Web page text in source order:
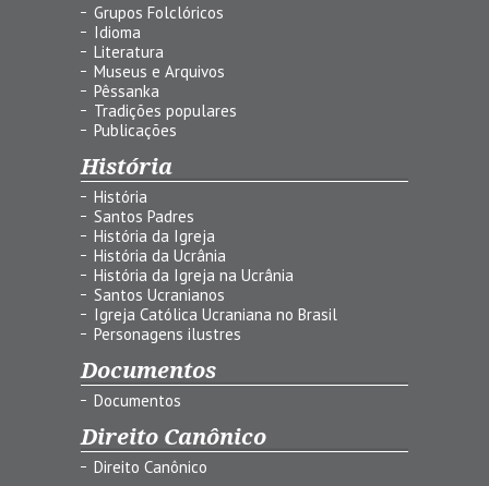
Grupos Folclóricos
Idioma
Literatura
Museus e Arquivos
Pêssanka
Tradições populares
Publicações
História
História
Santos Padres
História da Igreja
História da Ucrânia
História da Igreja na Ucrânia
Santos Ucranianos
Igreja Católica Ucraniana no Brasil
Personagens ilustres
Documentos
Documentos
Direito Canônico
Direito Canônico